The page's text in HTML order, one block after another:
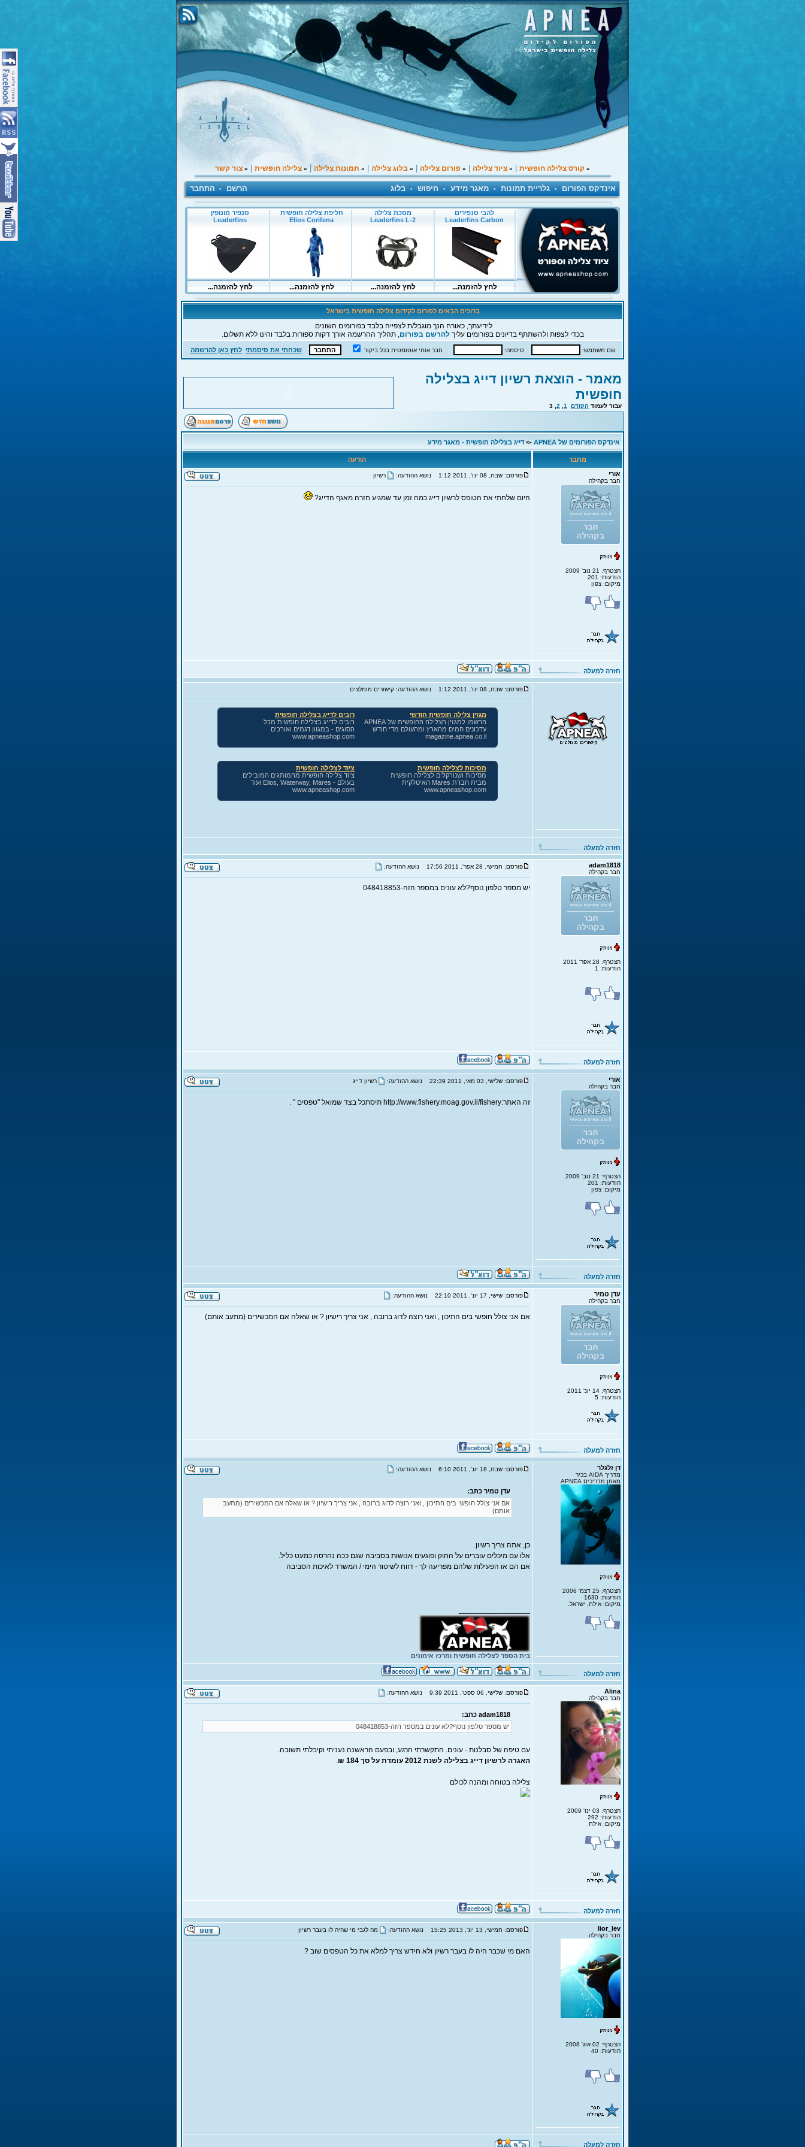
» קורס צלילה חופשית » ציוד צלילה » פורום צלילה » בלוג צלילה » תמונות צלילה » צלילה חופשית » צור קשר
אינדקס הפורום • גלריית תמונות • מאגר מידע • חיפוש • בלוג הרשם • התחבר
ברוכים הבאים לפורום לקידום צלילה חופשית בישראל
לידיעתך, כאורח הנך מוגבל/ת לצפייה בלבד בפורומים השונים.
בכדי לצפות ולהשתתף בדיונים בפורומים עליךלהרשם בפורום, תהליך ההרשמה אורך דקות ספורות בלבד והינו ללא תשלום.
שם משתמש: סיסמה: חבר אותי אוטומטית בכל ביקור שכחתי את סיסמתי לחץ כאן להרשמה
מאמר - הוצאת רשיון דייג בצלילה
חופשית
עבור לעמוד הקודם 1
2
3
אינדקס הפורומים של APNEA ->דייג בצלילה חופשית - מאגר מידע
מחבר
הודעה
אורי
חבר בקהילה
הצטרף: 21 נוב' 2009
הודעות: 201
מיקום: צפון
פורסם: שבת, 08 ינו', 2011 1:12 נושא ההודעה: רשיון
היום שלחתי את הטופס לרשיון דייג כמה זמן עד שמגיע חזרה מאגף הדייג?
חזרה למעלה
פורסם: שבת, 08 ינו', 2011 1:12 נושא ההודעה: קישורים מומלצים
חזרה למעלה
adam1818
חבר בקהילה
הצטרף: 28 אפר' 2011
הודעות: 1
פורסם: חמישי, 28 אפר', 2011 17:56 נושא ההודעה:
יש מספר טלפון נוסף?לא עונים במספר הזה-048418853
חזרה למעלה
אורי
חבר בקהילה
הצטרף: 21 נוב' 2009
הודעות: 201
מיקום: צפון
פורסם: שלישי, 03 מאי, 2011 22:39 נושא ההודעה: רשיון דייג
זה האתר:http://www.fishery.moag.gov.il/fishery תיסתכל בצד שמואל "טפסים " .
חזרה למעלה
עדן טמיר
חבר בקהילה
הצטרף: 14 יונ' 2011
הודעות: 5
פורסם: שישי, 17 יונ', 2011 22:10 נושא ההודעה:
אם אני צולל חופשי בים התיכון , ואני רוצה לדוג ברובה , אני צריך רישיון ? או שאלה אם המכשירים (מתעב אותם)
חזרה למעלה
דן זלגלר
מדריך AIDA בכיר
מאמן מדריכים APNEA
הצטרף: 25 דצמ' 2006
הודעות: 1630
מיקום: אילת, ישראל.
פורסם: שבת, 18 יונ', 2011 6:10 נושא ההודעה:
עדן טמיר כתב:
אם אני צולל חופשי בים התיכון , ואני רוצה לדוג ברובה , אני צריך רישיון ? או שאלה אם המכשירים (מתעב
אותם)
כן, אתה צריך רשיון.
אלו עם מיכלים עוברים על החוק ופוגעים אנושות בסביבה שגם ככה נהרסה כמעט כליל.
אם הם או הפעילות שלהם מפריעה לך - דווח לשיטור הימי / המשרד לאיכות הסביבה
בית הספר לצלילה חופשית ומרכז אימונים
חזרה למעלה
Alina
חבר בקהילה
הצטרף: 03 ינו' 2009
הודעות: 292
מיקום: אילת
פורסם: שלישי, 06 ספט', 2011 9:39 נושא ההודעה:
adam1818 כתב:
יש מספר טלפון נוסף?לא עונים במספר הזה-048418853
עם טיפה של סבלנות - עונים. התקשרתי הרגע, ובפעם הראשנה נעניתי וקיבלתי תשובה.
האגרה לרשיון דייג בצלילה לשנת 2012 עומדת על סך 184 ₪
.
צלילה בטוחה ומהנה לכולם
חזרה למעלה
lior_lev
חבר בקהילה
הצטרף: 02 אוג' 2008
הודעות: 40
פורסם: חמישי, 13 יונ', 2013 15:25 נושא ההודעה: מה לגבי מי שהיה לו בעבר רשיון
האם מי שכבר היה לו בעבר רשיון ולא חידש צריך למלא את כל הטפסים שוב ?
חזרה למעלה